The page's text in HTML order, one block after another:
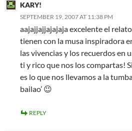
KARY!
SEPTEMBER 19, 2007 AT 11:38 PM
aajajjajjajajaja excelente el
tienen con la musa inspiradora
las vivencias y los recuerdos en
ti y rico que nos los compartas!
es lo que nos llevamos a la
bailao’ 😉
REPLY